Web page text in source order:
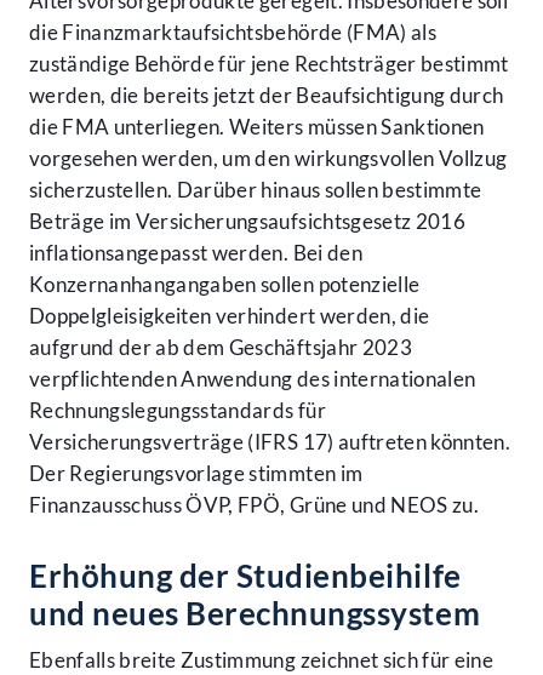
die Finanzmarktaufsichtsbehörde (FMA) als
zuständige Behörde für jene Rechtsträger bestimmt
werden, die bereits jetzt der Beaufsichtigung durch
die FMA unterliegen. Weiters müssen Sanktionen
vorgesehen werden, um den wirkungsvollen Vollzug
sicherzustellen. Darüber hinaus sollen bestimmte
Beträge im Versicherungsaufsichtsgesetz 2016
inflationsangepasst werden. Bei den
Konzernanhangangaben sollen potenzielle
Doppelgleisigkeiten verhindert werden, die
aufgrund der ab dem Geschäftsjahr 2023
verpflichtenden Anwendung des internationalen
Rechnungslegungsstandards für
Versicherungsverträge (IFRS 17) auftreten könnten.
Der Regierungsvorlage stimmten im
Finanzausschuss ÖVP, FPÖ, Grüne und NEOS zu.
Erhöhung der Studienbeihilfe
und neues Berechnungssystem
Ebenfalls breite Zustimmung zeichnet sich für eine